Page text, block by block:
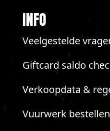
INFO
Veelgestelde
Giftcard saldo
Verkoopdata &
Vuurwerk bestellen